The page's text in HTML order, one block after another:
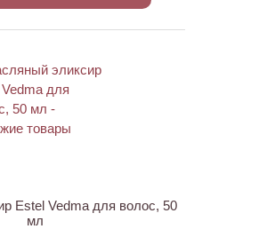
Estel Vedma для волос, 50
мл